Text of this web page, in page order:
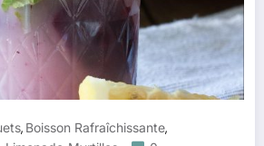
, Boisson Rafraîchissante,